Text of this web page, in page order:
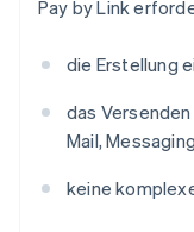
Pay by Link
die Erstellung
das
Mail,
keine